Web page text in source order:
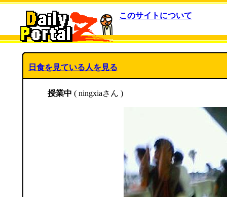
このサイトについて
日食を見ている人を見る
授業中 ( ningxiaさん )